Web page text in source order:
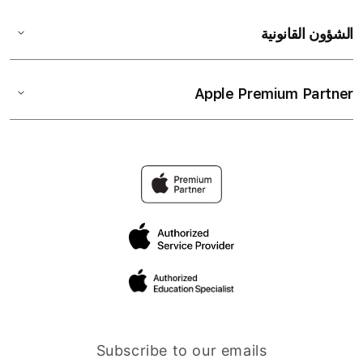
الشؤون القانونية
Apple Premium Partner
Subscribe to our emails